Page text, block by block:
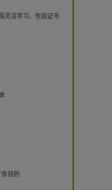
灵活学习，包括证书
目的